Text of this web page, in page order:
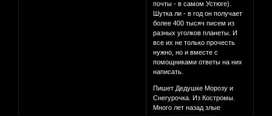
почты - в самом Устюге).
Шутка ли - в год он получает
более 400 тысяч писем из
разных уголков планеты. И
все их не только прочесть
нужно, но и вместе с
помощниками ответы на них
написать.
Пишет Дедушке Морозу и
Снегурочка. Из Костромы.
Много лет назад злые